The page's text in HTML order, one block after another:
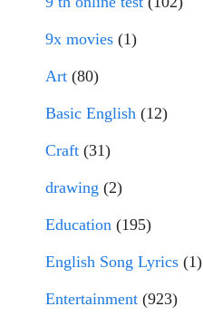
9x movies (1)
Art (80)
Basic English (12)
Craft (31)
drawing (2)
Education (195)
English Song Lyrics (1)
Entertainment (923)